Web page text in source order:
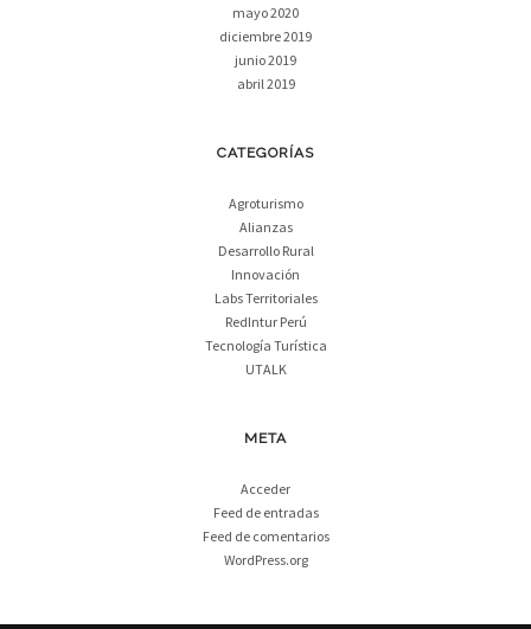
mayo 2020
diciembre 2019
junio 2019
abril 2019
CATEGORÍAS
Agroturismo
Alianzas
Desarrollo Rural
Innovación
Labs Territoriales
RedIntur Perú
Tecnología Turística
UTALK
META
Acceder
Feed de entradas
Feed de comentarios
WordPress.org